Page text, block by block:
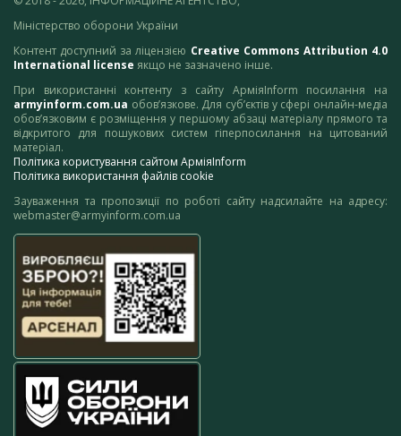
Міністерство оборони України
Контент доступний за ліцензією Creative Commons Attribution 4.0
International license якщо не зазначено інше.
При використанні контенту з сайту АрміяInform посилання на
armyinform.com.ua обов’язкове. Для суб’єктів у сфері онлайн-медіа
обов’язковим є розміщення у першому абзаці матеріалу прямого та
відкритого для пошукових систем гіперпосилання на цитований
матеріал.
Політика користування сайтом АрміяInform
Політика використання файлів cookie
Зауваження та пропозиції по роботі сайту надсилайте на адресу:
webmaster@armyinform.com.ua